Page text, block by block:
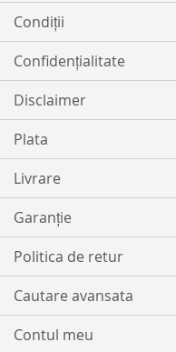
Condiții
Confidențialitate
Disclaimer
Plata
Livrare
Garanție
Politica de retur
Cautare avansata
Contul meu